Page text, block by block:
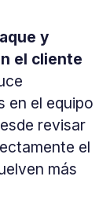
y
el cliente
en el equipo
revisar
el
más